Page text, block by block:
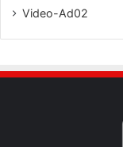
Video-Ad02